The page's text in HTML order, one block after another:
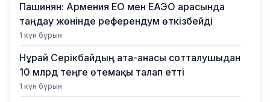
Пашинян: Армения ЕО мен ЕАЭО арасында
таңдау жөнінде референдум өткізбейді
1 күн бұрын
Нұрай Серікбайдың ата-анасы сотталушыдан
10 млрд теңге өтемақы талап етті
1 күн бұрын